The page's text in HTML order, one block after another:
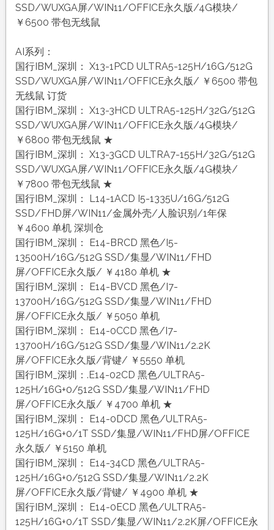
SSD/WUXGA屏/WIN11/OFFICE永久版/4G模块/
￥6500 带包无线鼠
AI系列：
国行IBM_深圳： X13-1PCD ULTRA5-125H/16G/512G
SSD/WUXGA屏/WIN11/OFFICE永久版/ ￥6500 带包
无线鼠 订货
国行IBM_深圳： X13-3HCD ULTRA5-125H/32G/512G
SSD/WUXGA屏/WIN11/OFFICE永久版/4G模块/
￥6800 带包无线鼠 ★
国行IBM_深圳： X13-3GCD ULTRA7-155H/32G/512G
SSD/WUXGA屏/WIN11/OFFICE永久版/4G模块/
￥7800 带包无线鼠 ★
国行IBM_深圳： L14-1ACD I5-1335U/16G/512G
SSD/FHD屏/WIN11/金属外壳/人脸识别/1年保
￥4600 单机 深圳仓
国行IBM_深圳： E14-BRCD 黑色/I5-
13500H/16G/512G SSD/集显/WIN11/FHD
屏/OFFICE永久版/ ￥4180 单机 ★
国行IBM_深圳： E14-BVCD 黑色/I7-
13700H/16G/512G SSD/集显/WIN11/FHD
屏/OFFICE永久版/ ￥5050 单机
国行IBM_深圳： E14-0CCD 黑色/I7-
13700H/16G/512G SSD/集显/WIN11/2.2K
屏/OFFICE永久版/背键/ ￥5550 单机
国行IBM_深圳：.E14-02CD 黑色/ULTRA5-
125H/16G+0/512G SSD/集显/WIN11/FHD
屏/OFFICE永久版/ ￥4700 单机 ★
国行IBM_深圳： E14-0DCD 黑色/ULTRA5-
125H/16G+0/1T SSD/集显/WIN11/FHD屏/OFFICE
永久版/ ￥5150 单机
国行IBM_深圳： E14-34CD 黑色/ULTRA5-
125H/16G+0/512G SSD/集显/WIN11/2.2K
屏/OFFICE永久版/背键/ ￥4900 单机 ★
国行IBM_深圳： E14-0ECD 黑色/ULTRA5-
125H/16G+0/1T SSD/集显/WIN11/2.2K屏/OFFICE永